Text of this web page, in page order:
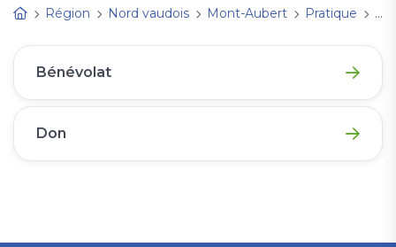
Région
Nord vaudois Mont-Aubert Pratique Je
Bénévolat
Don